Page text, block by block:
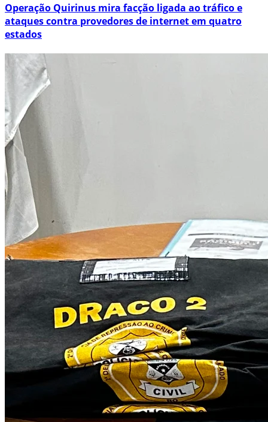
Operação Quirinus mira facção ligada ao tráfico e
ataques contra provedores de internet em quatro
estados